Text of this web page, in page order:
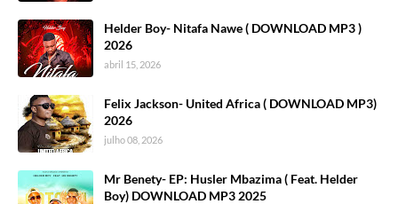
Helder Boy- Nitafa Nawe ( DOWNLOAD MP3 )
2026
abril 15, 2026
Felix Jackson- United Africa ( DOWNLOAD MP3)
2026
julho 08, 2026
Mr Benety- EP: Husler Mbazima ( Feat. Helder
Boy) DOWNLOAD MP3 2025